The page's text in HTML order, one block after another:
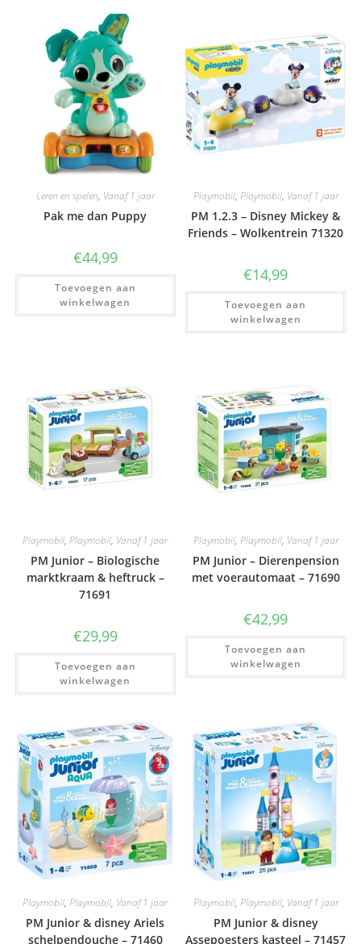
Leren en spelen, Vanaf 1 jaar
Pak me dan Puppy
€44,99
Toevoegen aan
winkelwagen
Playmobil, Playmobil, Vanaf 1 jaar
PM 1.2.3 – Disney Mickey &
Friends – Wolkentrein 71320
€14,99
Toevoegen aan
winkelwagen
Playmobil,Playmobil, Vanaf 1 jaar
PM Junior – Biologische
marktkraam & heftruck –
71691
€29,99
Toevoegen aan
winkelwagen
Playmobil, Playmobil, Vanaf 1 jaar
PM Junior – Dierenpension
met voerautomaat – 71690
€42,99
Toevoegen aan
winkelwagen
Playmobil,Playmobil, Vanaf 1 jaar
PM Junior & disney Ariels
schelpendouche – 71460
Playmobil, Playmobil, Vanaf 1 jaar
PM Junior & disney
Assepoesters kasteel – 71457